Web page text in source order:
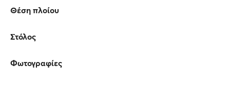
Θέση πλοίου
Στόλος
Φωτογραφίες